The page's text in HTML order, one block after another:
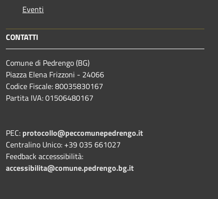
Eventi
CONTATTI
Comune di Pedrengo (BG)
Piazza Elena Frizzoni - 24066
Codice Fiscale: 80035830167
Partita IVA: 01506480167
PEC: protocollo@peccomunepedrengo.it
Centralino Unico: +39 035 661027
Feedback accesssibilità:
accessibilita@comune.pedrengo.bg.it